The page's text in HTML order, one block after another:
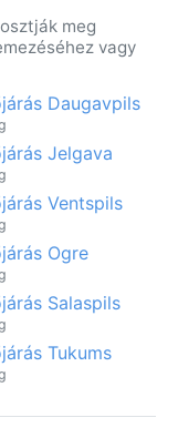
meg
vagy
Daugavpils
Jelgava
Ventspils
Ogre
Salaspils
Tukums